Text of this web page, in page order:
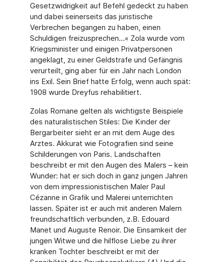
Gesetzwidrigkeit auf Befehl gedeckt zu haben
und dabei seinerseits das juristische
Verbrechen begangen zu haben, einen
Schuldigen freizusprechen…« Zola wurde vom
Kriegsminister und einigen Privatpersonen
angeklagt, zu einer Geldstrafe und Gefängnis
verurteilt, ging aber für ein Jahr nach London
ins Exil. Sein Brief hatte Erfolg, wenn auch spät:
1908 wurde Dreyfus rehabilitiert.
Zolas Romane gelten als wichtigste Beispiele
des naturalistischen Stiles: Die Kinder der
Bergarbeiter sieht er an mit dem Auge des
Arztes. Akkurat wie Fotografien sind seine
Schilderungen von Paris. Landschaften
beschreibt er mit den Augen des Malers – kein
Wunder: hat er sich doch in ganz jungen Jahren
von dem impressionistischen Maler Paul
Cézanne in Grafik und Malerei unterrichten
lassen. Später ist er auch mit anderen Malern
freundschaftlich verbunden, z.B. Edouard
Manet und Auguste Renoir. Die Einsamkeit der
jungen Witwe und die hilflose Liebe zu ihrer
kranken Tochter beschreibt er mit der